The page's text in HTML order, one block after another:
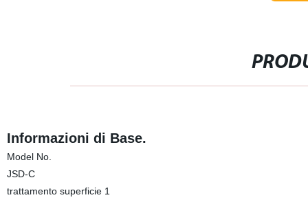
Informazioni di Base.
Model No.
JSD-C
trattamento superficie 1